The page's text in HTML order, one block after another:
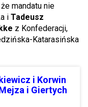
mandatu nie
i Tadeusz
z Konfederacji,
Katarasińska
i Korwin
i Giertych